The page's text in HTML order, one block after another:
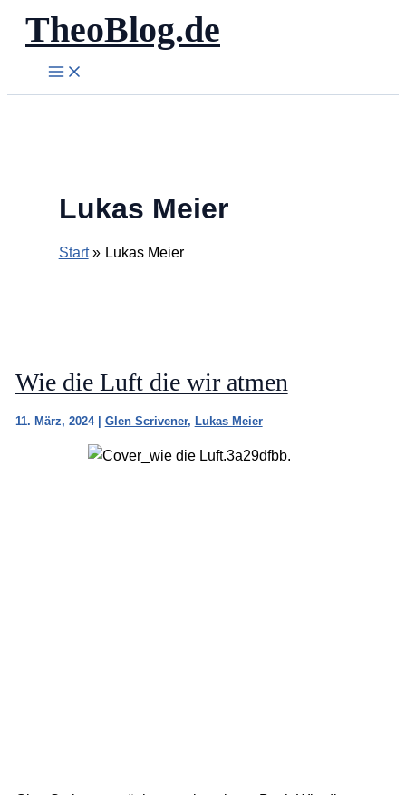
Zum
Inhalt
springen
TheoBlog.de
Lukas Meier
Start Lukas Meier
Wie die Luft die wir atmen
11. März, 2024 | Glen Scrivener, Lukas Meier